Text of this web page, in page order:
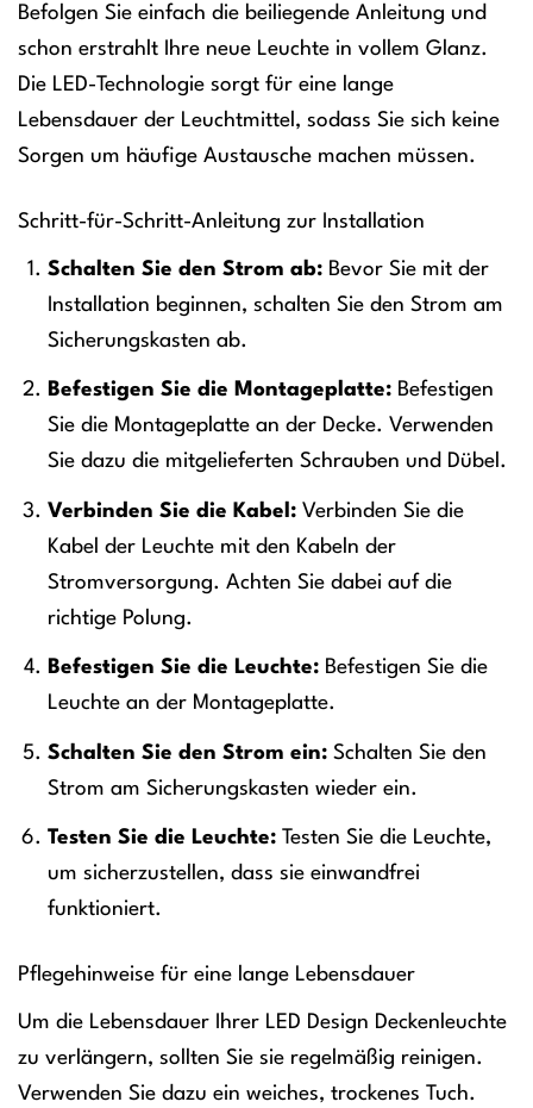
Befolgen Sie einfach die beiliegende Anleitung und
schon erstrahlt Ihre neue Leuchte in vollem Glanz.
Die LED-Technologie sorgt für eine lange
Lebensdauer der Leuchtmittel, sodass Sie sich keine
Sorgen um häufige Austausche machen müssen.
Schritt-für-Schritt-Anleitung zur Installation
Schalten Sie den Strom ab:Bevor Sie mit der
Installation beginnen, schalten Sie den Strom am
Sicherungskasten ab.
Befestigen Sie die Montageplatte:Befestigen
Sie die Montageplatte an der Decke. Verwenden
Sie dazu die mitgelieferten Schrauben und Dübel.
Verbinden Sie die Kabel:Verbinden Sie die
Kabel der Leuchte mit den Kabeln der
Stromversorgung. Achten Sie dabei auf die
richtige Polung.
Befestigen Sie die Leuchte:Befestigen Sie die
Leuchte an der Montageplatte.
Schalten Sie den Strom ein:Schalten Sie den
Strom am Sicherungskasten wieder ein.
Testen Sie die Leuchte:Testen Sie die Leuchte,
um sicherzustellen, dass sie einwandfrei
funktioniert.
Pflegehinweise für eine lange Lebensdauer
Um die Lebensdauer Ihrer LED Design Deckenleuchte
zu verlängern, sollten Sie sie regelmäßig reinigen.
Verwenden Sie dazu ein weiches, trockenes Tuch.